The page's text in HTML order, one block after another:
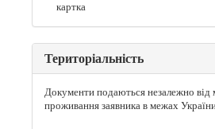
картка
Територіальність
Документи подаються незалежно від
проживання заявника в межах